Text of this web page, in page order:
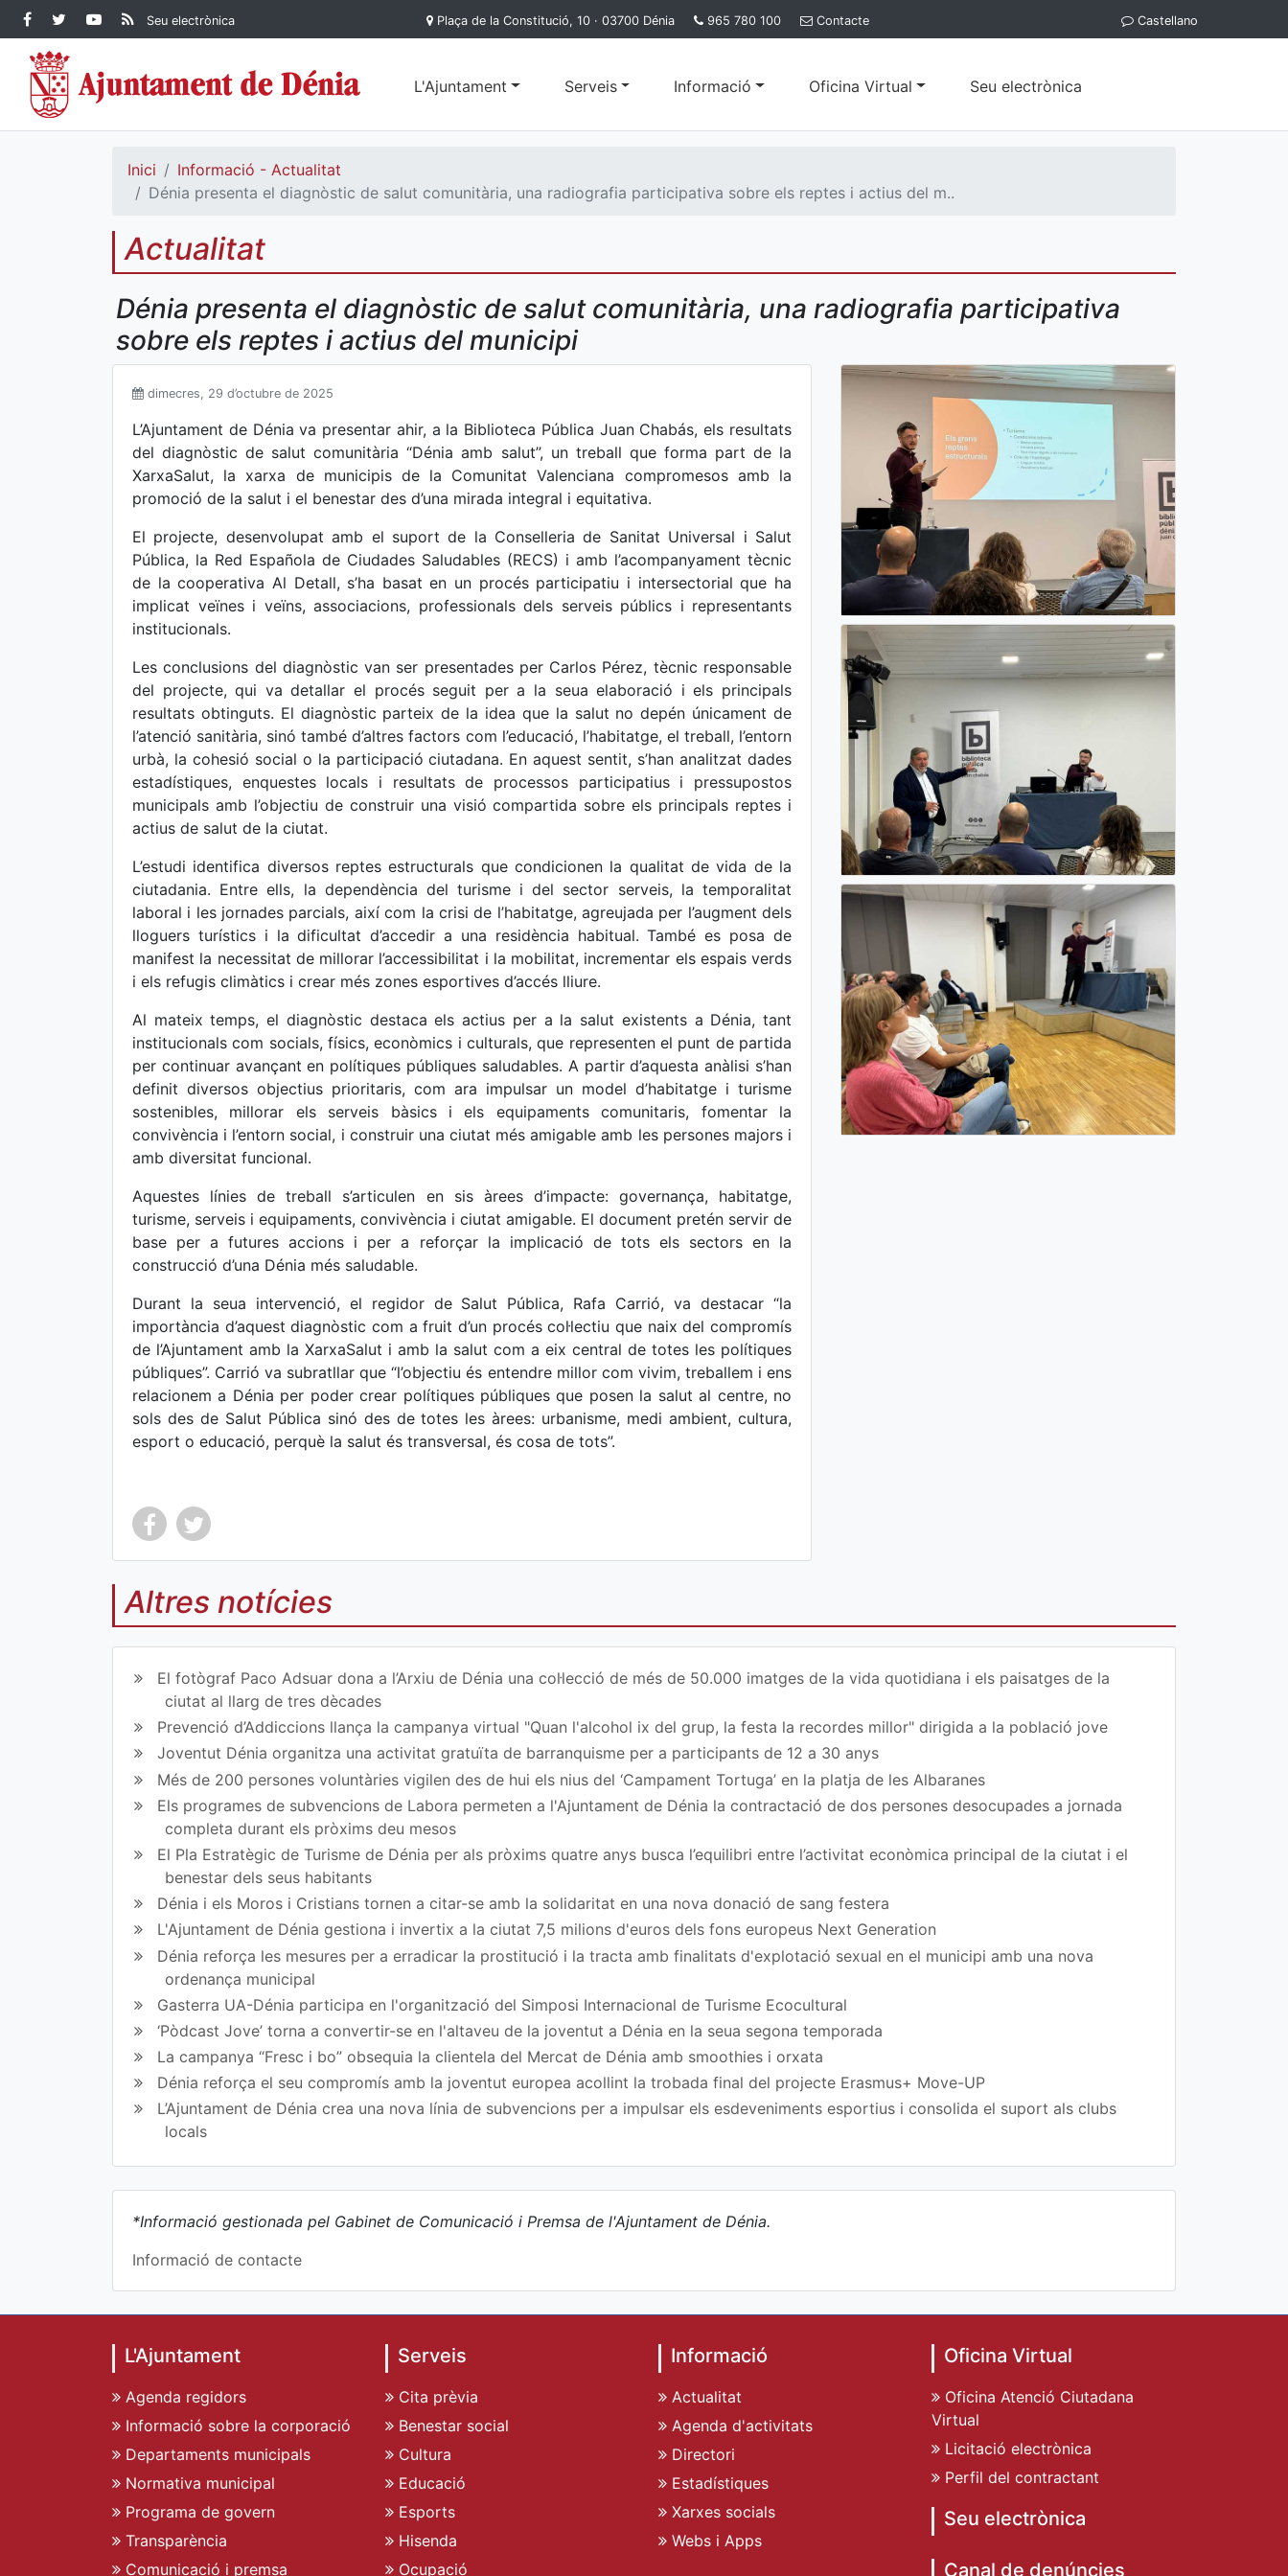
Contingut principal
Facebook Ajuntament de
Dénia
Twitter Ajuntament de
Dénia
YouTube Ajuntament
de Dénia
RSS Actualitat
Ajuntament de
Seu electrònica Plaça de la Constitució, 10 · 03700 Dénia 965 780 100 Contacte Castellano
L'Ajuntament Serveis Informació Oficina Virtual Seu electrònica
Inici
Informació - Actualitat
Dénia presenta el diagnòstic de salut comunitària, una radiografia participativa sobre els reptes i actius del m..
Actualitat
Dénia presenta el diagnòstic de salut comunitària, una radiografia participativa
sobre els reptes i actius del municipi
dimecres, 29 d’octubre de 2025
L’Ajuntament de Dénia va presentar ahir, a la Biblioteca Pública Juan Chabás, els resultats
del diagnòstic de salut comunitària “Dénia amb salut”, un treball que forma part de la
XarxaSalut, la xarxa de municipis de la Comunitat Valenciana compromesos amb la
promoció de la salut i el benestar des d’una mirada integral i equitativa.
El projecte, desenvolupat amb el suport de la Conselleria de Sanitat Universal i Salut
Pública, la Red Española de Ciudades Saludables (RECS) i amb l’acompanyament tècnic
de la cooperativa Al Detall, s’ha basat en un procés participatiu i intersectorial que ha
implicat veïnes i veïns, associacions, professionals dels serveis públics i representants
institucionals.
Les conclusions del diagnòstic van ser presentades per Carlos Pérez, tècnic responsable
del projecte, qui va detallar el procés seguit per a la seua elaboració i els principals
resultats obtinguts. El diagnòstic parteix de la idea que la salut no depén únicament de
l’atenció sanitària, sinó també d’altres factors com l’educació, l’habitatge, el treball, l’entorn
urbà, la cohesió social o la participació ciutadana. En aquest sentit, s’han analitzat dades
estadístiques, enquestes locals i resultats de processos participatius i pressupostos
municipals amb l’objectiu de construir una visió compartida sobre els principals reptes i
actius de salut de la ciutat.
L’estudi identifica diversos reptes estructurals que condicionen la qualitat de vida de la
ciutadania. Entre ells, la dependència del turisme i del sector serveis, la temporalitat
laboral i les jornades parcials, així com la crisi de l’habitatge, agreujada per l’augment dels
lloguers turístics i la dificultat d’accedir a una residència habitual. També es posa de
manifest la necessitat de millorar l’accessibilitat i la mobilitat, incrementar els espais verds
i els refugis climàtics i crear més zones esportives d’accés lliure.
Al mateix temps, el diagnòstic destaca els actius per a la salut existents a Dénia, tant
institucionals com socials, físics, econòmics i culturals, que representen el punt de partida
per continuar avançant en polítiques públiques saludables. A partir d’aquesta anàlisi s’han
definit diversos objectius prioritaris, com ara impulsar un model d’habitatge i turisme
sostenibles, millorar els serveis bàsics i els equipaments comunitaris, fomentar la
convivència i l’entorn social, i construir una ciutat més amigable amb les persones majors i
amb diversitat funcional.
Aquestes línies de treball s’articulen en sis àrees d’impacte: governança, habitatge,
turisme, serveis i equipaments, convivència i ciutat amigable. El document pretén servir de
base per a futures accions i per a reforçar la implicació de tots els sectors en la
construcció d’una Dénia més saludable.
Durant la seua intervenció, el regidor de Salut Pública, Rafa Carrió, va destacar “la
importància d’aquest diagnòstic com a fruit d’un procés col·lectiu que naix del compromís
de l’Ajuntament amb la XarxaSalut i amb la salut com a eix central de totes les polítiques
públiques”. Carrió va subratllar que “l’objectiu és entendre millor com vivim, treballem i ens
relacionem a Dénia per poder crear polítiques públiques que posen la salut al centre, no
sols des de Salut Pública sinó des de totes les àrees: urbanisme, medi ambient, cultura,
esport o educació, perquè la salut és transversal, és cosa de tots”.
Co
art
ir
en
Fa
ce
bo
ok
Co
art
ir
en
Tw
itt
er
Altres notícies
El fotògraf Paco Adsuar dona a l’Arxiu de Dénia una col·lecció de més de 50.000 imatges de la vida quotidiana i els paisatges de la
ciutat al llarg de tres dècades
Prevenció d’Addiccions llança la campanya virtual "Quan l'alcohol ix del grup, la festa la recordes millor" dirigida a la població jove
Joventut Dénia organitza una activitat gratuïta de barranquisme per a participants de 12 a 30 anys
Més de 200 persones voluntàries vigilen des de hui els nius del ‘Campament Tortuga’ en la platja de les Albaranes
Els programes de subvencions de Labora permeten a l'Ajuntament de Dénia la contractació de dos persones desocupades a jornada
completa durant els pròxims deu mesos
El Pla Estratègic de Turisme de Dénia per als pròxims quatre anys busca l’equilibri entre l’activitat econòmica principal de la ciutat i el
benestar dels seus habitants
Dénia i els Moros i Cristians tornen a citar-se amb la solidaritat en una nova donació de sang festera
L'Ajuntament de Dénia gestiona i invertix a la ciutat 7,5 milions d'euros dels fons europeus Next Generation
Dénia reforça les mesures per a erradicar la prostitució i la tracta amb finalitats d'explotació sexual en el municipi amb una nova
ordenança municipal
Gasterra UA-Dénia participa en l'organització del Simposi Internacional de Turisme Ecocultural
‘Pòdcast Jove’ torna a convertir-se en l'altaveu de la joventut a Dénia en la seua segona temporada
La campanya “Fresc i bo” obsequia la clientela del Mercat de Dénia amb smoothies i orxata
Dénia reforça el seu compromís amb la joventut europea acollint la trobada final del projecte Erasmus+ Move-UP
L’Ajuntament de Dénia crea una nova línia de subvencions per a impulsar els esdeveniments esportius i consolida el suport als clubs
locals
*Informació gestionada pel Gabinet de Comunicació i Premsa de l'Ajuntament de Dénia.
Informació de contacte
L'Ajuntament
Agenda regidors
Informació sobre la corporació
Departaments municipals
Normativa municipal
Programa de govern
Transparència
Comunicació i premsa
Serveis
Cita prèvia
Benestar social
Cultura
Educació
Esports
Hisenda
Ocupació
Informació
Actualitat
Agenda d'activitats
Directori
Estadístiques
Xarxes socials
Webs i Apps
Oficina Virtual
Oficina Atenció Ciutadana
Virtual
Licitació electrònica
Perfil del contractant
Seu electrònica
Canal de denúncies